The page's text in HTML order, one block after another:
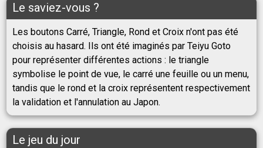
Le saviez-vous ?
Les boutons Carré, Triangle, Rond et Croix n'ont pas été
choisis au hasard. Ils ont été imaginés par Teiyu Goto
pour représenter différentes actions : le triangle
symbolise le point de vue, le carré une feuille ou un menu,
tandis que le rond et la croix représentent respectivement
la validation et l'annulation au Japon.
Le jeu du jour